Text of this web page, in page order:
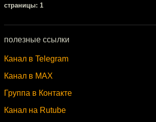
cтраницы: 1
полезные ссылки
Канал в Telegram
Канал в MAX
Группа в Контакте
Канал на Rutube